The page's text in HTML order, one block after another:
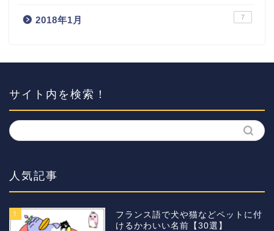
2018年1月 7
サイト内を検索！
人気記事
1
フランス語で犬や猫などペットに付
けるかわいい名前【30選】